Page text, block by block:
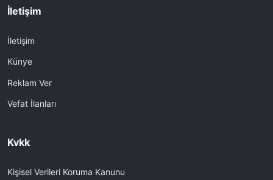
İletişim
İletişim
Künye
Reklam Ver
Vefat İlanları
Kvkk
Kişisel Verileri Koruma Kanunu